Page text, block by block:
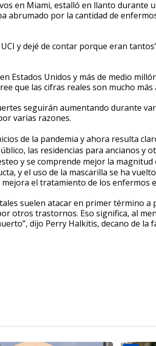
en Miami, estalló en llanto durante
abrumado por la cantidad de
y dejé de contar porque eran
Estados Unidos y más de medio
que las cifras reales son mucho más
seguirán aumentando durante
varias razones.
de la pandemia y ahora resulta
las residencias para ancianos y
y se comprende mejor la magnitud
y el uso de la mascarilla se ha
el tratamiento de los enfermos
suelen atacar en primer término a
otros trastornos. Eso significa, al
dijo Perry Halkitis, decano de la